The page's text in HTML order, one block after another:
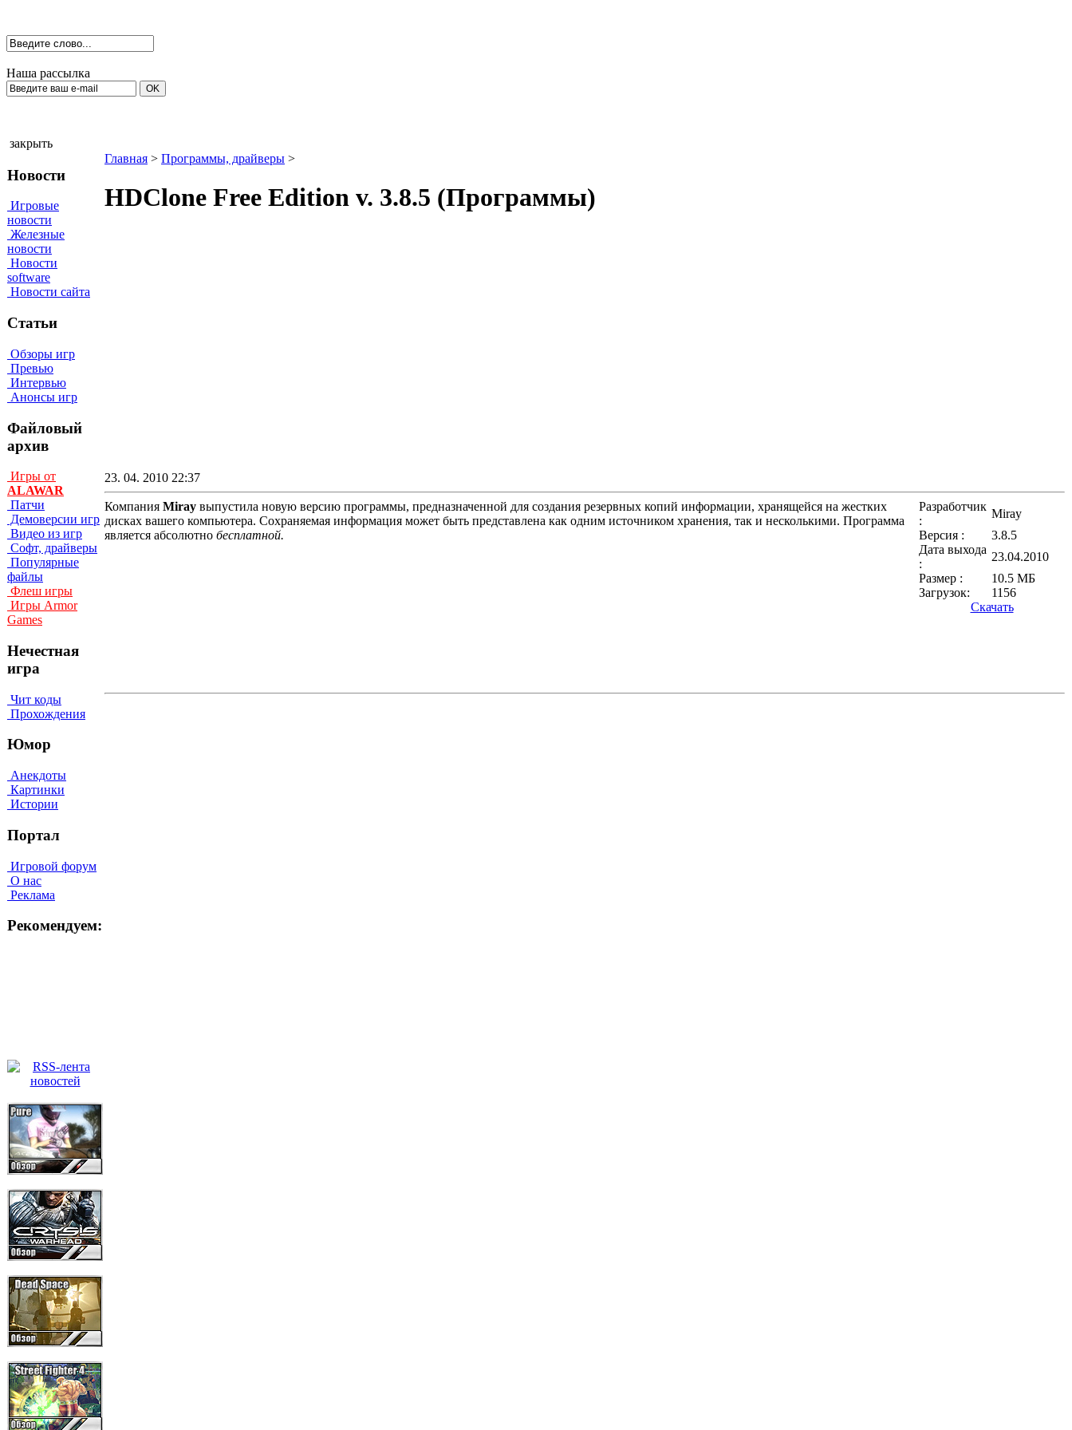
Наша рассылка
закрыть
Новости
Игровые
новости
Железные
новости
Новости
software
Новости сайта
Статьи
Обзоры игр
Превью
Интервью
Анонсы игр
Файловый
архив
Игры от
ALAWAR
Патчи
Демоверсии игр
Видео из игр
Софт, драйверы
Популярные
файлы
Флеш игры
Игры Armor
Games
Нечестная
игра
Чит коды
Прохождения
Юмор
Анекдоты
Картинки
Истории
Портал
Игровой форум
О нас
Реклама
Рекомендуем:
Главная > Программы, драйверы >
HDClone Free Edition v. 3.8.5 (Программы)
23. 04. 2010 22:37
Разработчик
:
Miray
Версия :
3.8.5
Дата выхода
:
23.04.2010
Размер :
10.5 МБ
Загрузок:
1156
Скачать
Компания Miray выпустила новую версию программы, предназначенной для создания резервных копий информации, хранящейся на жестких
дисках вашего компьютера. Сохраняемая информация может быть представлена как одним источником хранения, так и несколькими. Программа
является абсолютно бесплатной.